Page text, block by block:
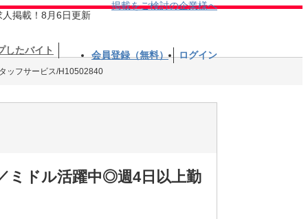
人掲載！8月6日更新
掲載をご検討の企業様へ
したバイト 会員登録（無料） ログイン
ッフサービス/H10502840
ミドル活躍中◎週4日以上勤